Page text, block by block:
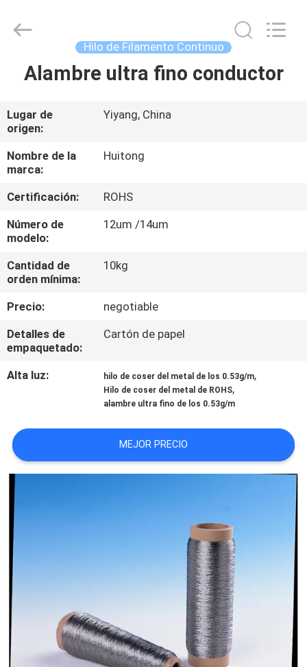
HOGAR
PRODUCTOS
VÍDEOS
DEMOSTRACIÓN
DE
NOSOTROS
VIAJE
DE
FÁBRICA
CONTROL
DE
CALIDAD
ÉNTRENOS
EN
CONTACTO
CON
Materials
Reserved.
Hilo de Filamento Continuo
Alambre ultra fino conductor
Lugar de
origen:
Yiyang, China
Nombre de la
marca:
Huitong
Certificación:
ROHS
Número de
modelo:
12um /14um
Cantidad de
orden mínima:
10kg
Precio:
negotiable
Detalles de
empaquetado:
Cartón de papel
Alta luz: hilo de coser del metal de los 0.53g/m,
Hilo de coser del metal de ROHS,
alambre ultra fino de los 0.53g/m
MEJOR PRECIO